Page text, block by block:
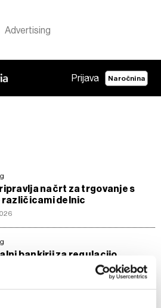
Prijava Naročnina
načrt za trgovanje s
delnic
bankirji za regulacijo